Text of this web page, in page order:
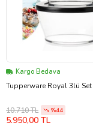
Kargo Bedava
Tupperware Royal 3lü Set
10.710 TL %44
5.950,00 TL